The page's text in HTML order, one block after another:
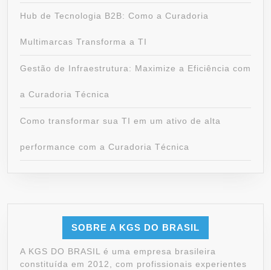
Hub de Tecnologia B2B: Como a Curadoria
Multimarcas Transforma a TI
Gestão de Infraestrutura: Maximize a Eficiência com
a Curadoria Técnica
Como transformar sua TI em um ativo de alta
performance com a Curadoria Técnica
SOBRE A KGS DO BRASIL
A KGS DO BRASIL é uma empresa brasileira
constituída em 2012, com profissionais experientes